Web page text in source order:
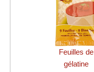
Feuilles de
gélatine